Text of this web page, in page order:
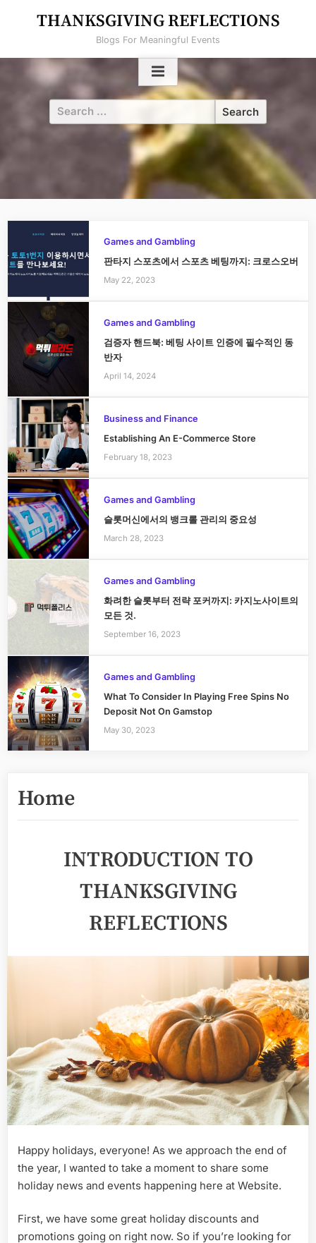
THANKSGIVING REFLECTIONS
Blogs For Meaningful Events
Search
for:
Games and Gambling
판타지 스포츠에서 스포츠 베팅까지: 크로스오버
May 22, 2023
Games and Gambling
검증자 핸드북: 베팅 사이트 인증에 필수적인 동
반자
April 14, 2024
Business and Finance
Establishing An E-Commerce Store
February 18, 2023
Games and Gambling
슬롯머신에서의 뱅크롤 관리의 중요성
March 28, 2023
Games and Gambling
화려한 슬롯부터 전략 포커까지: 카지노사이트의
모든 것.
September 16, 2023
Games and Gambling
What To Consider In Playing Free Spins No
Deposit Not On Gamstop
May 30, 2023
Home
INTRODUCTION TO
THANKSGIVING
REFLECTIONS
Happy holidays, everyone! As we approach the end of
the year, I wanted to take a moment to share some
holiday news and events happening here at Website.
First, we have some great holiday discounts and
promotions going on right now. So if you’re looking for